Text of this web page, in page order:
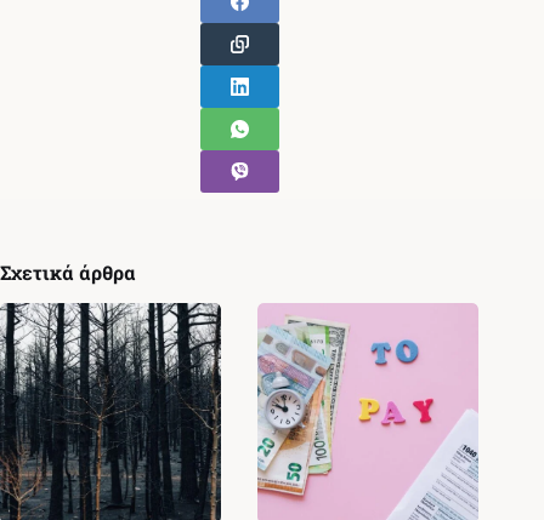
Σχετικά άρθρα